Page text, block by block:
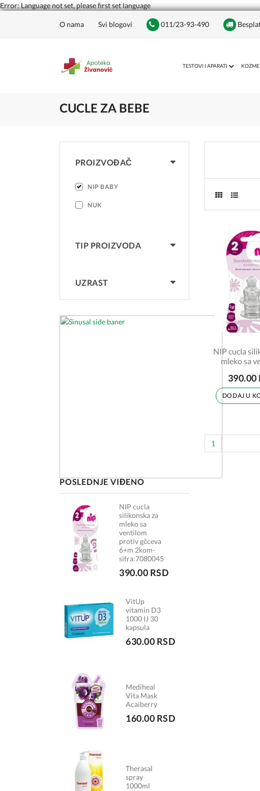
Error: Language not set, please first set language
O nama Svi blogovi 011/23-93-490
TESTOVI I APARATI
CUCLE ZA BEBE
PROIZVOĐAČ
NIP BABY
NUK
TIP PROIZVODA
UZRAST
POSLEDNJE VIĐENO
NIP cucla
silikonska za
mleko sa
ventilom
protiv gčceva
6+m 2kom-
sifra:7080045
390.00 RSD
VitUp
vitamin D3
1000 IJ 30
kapsula
630.00 RSD
Mediheal
Vita Mask
Acaiberry
160.00 RSD
Therasal
spray
1000ml
NIP cucla
mleko sa
2kom-
390.00
DODAJ U
1